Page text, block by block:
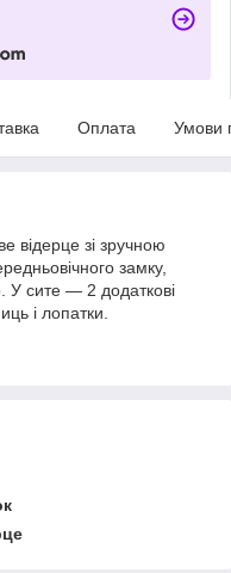
Оплата Умови
відерце зі зручною
замку,
У сите — 2 додаткові
і лопатки.